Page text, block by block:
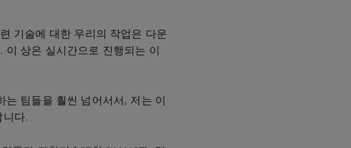
기술에 대한 우리의 작업은 다운
상은 실시간으로 진행되는 이
팀들을 훨씬 넘어서서, 저는 이
다.